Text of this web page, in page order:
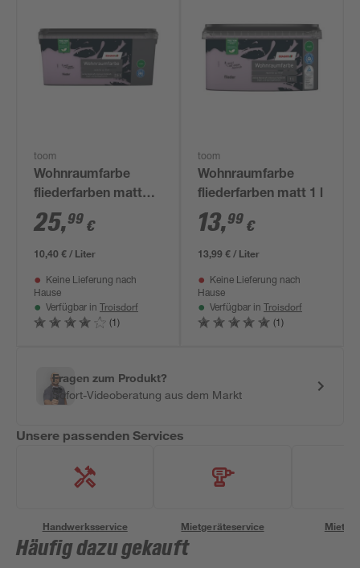
toom
Wohnraumfarbe
fliederfarben matt
2,5 l
25,99 €
10,40 € / Liter
Keine Lieferung nach
Hause
Verfügbar in Troisdorf
(1)
toom
Wohnraumfarbe
fliederfarben matt 1 l
13,99 €
13,99 € / Liter
Keine Lieferung nach
Hause
Verfügbar in Troisdorf
(1)
Fragen zum Produkt?
Sofort-Videoberatung aus dem Markt
Unsere passenden Services
Handwerksservice Mietgeräteservice
Häufig dazu gekauft